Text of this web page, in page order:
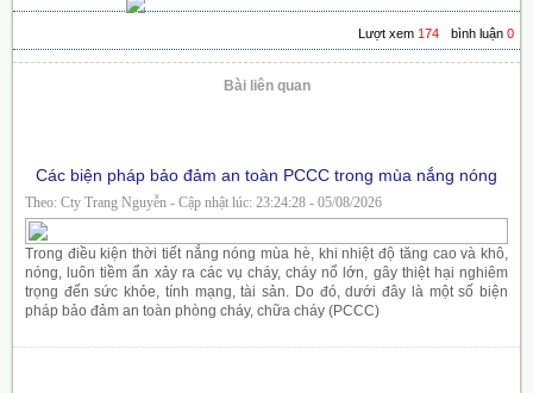
bình luận 0
Lượt xem 174
Bài liên quan
Các biện pháp bảo đảm an toàn PCCC trong mùa nắng nóng
Theo: Cty Trang Nguyễn - Cập nhật lúc: 23:24:28 - 05/08/2026
Trong điều kiện thời tiết nắng nóng mùa hè, khi nhiệt độ tăng cao và khô,
nóng, luôn tiềm ẩn xảy ra các vụ cháy, cháy nổ lớn, gây thiệt hại nghiêm
trọng đến sức khỏe, tính mạng, tài sản. Do đó, dưới đây là một số biện
pháp bảo đảm an toàn phòng cháy, chữa cháy (PCCC)